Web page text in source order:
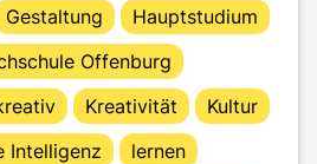
Gestaltung
Hauptstudium
Offenburg
Kreativität
Kultur
Intelligenz
lernen